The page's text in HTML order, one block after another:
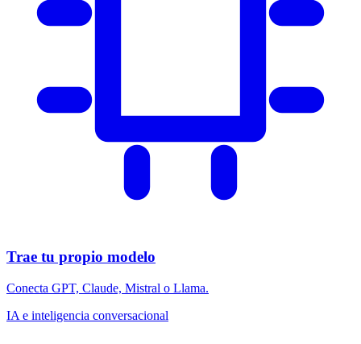
Trae tu propio modelo
Conecta GPT, Claude, Mistral o Llama.
IA e inteligencia conversacional